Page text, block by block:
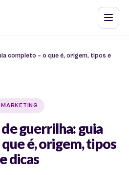
completo – o que é, origem, tipos e
MARKETING
guerrilha: guia
é, origem, tipos
e dicas